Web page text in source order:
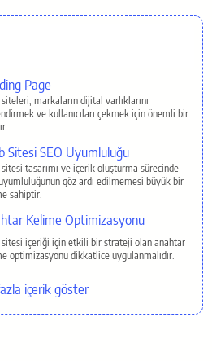
Page
markaların dijital varlıklarını
ve kullanıcıları çekmek için önemli bir
Sitesi SEO Uyumluluğu
tasarımı ve içerik oluşturma sürecinde
göz ardı edilmemesi büyük bir
sahiptir.
Kelime Optimizasyonu
içeriği için etkili bir strateji olan anahtar
optimizasyonu dikkatlice uygulanmalıdır.